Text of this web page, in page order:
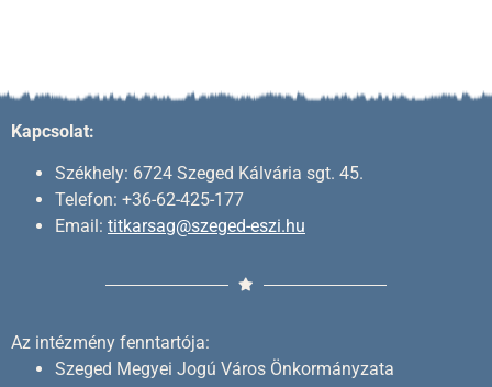
Kapcsolat:
Székhely: 6724 Szeged Kálvária sgt. 45.
Telefon: +36-62-425-177
Email: titkarsag@szeged-eszi.hu
Az intézmény fenntartója:
Szeged Megyei Jogú Város Önkormányzata